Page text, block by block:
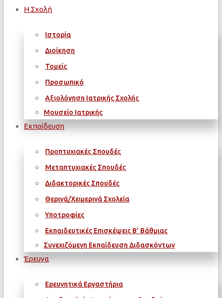
Η Σχολή
Ιστορία
Διοίκηση
Τομείς
Προσωπικό
Αξιολόγηση Ιατρικής Σχολής
Μουσείο Ιατρικής
Εκπαίδευση
Προπτυχιακές Σπουδές
Μεταπτυχιακές Σπουδές
Διδακτορικές Σπουδές
Θερινά/Χειμερινά Σχολεία
Υποτροφίες
Εκπαιδευτικές Επισκέψεις Β’ Βάθμιας
Συνεχιζόμενη Εκπαίδευση Διδασκόντων
Έρευνα
Ερευνητικά Εργαστήρια